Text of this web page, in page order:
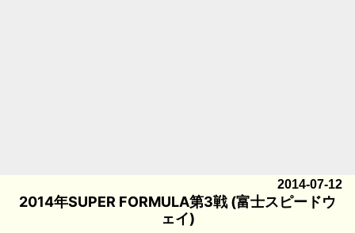
2014-07-12
2014年SUPER FORMULA第3戦 (富士スピードウ
ェイ)